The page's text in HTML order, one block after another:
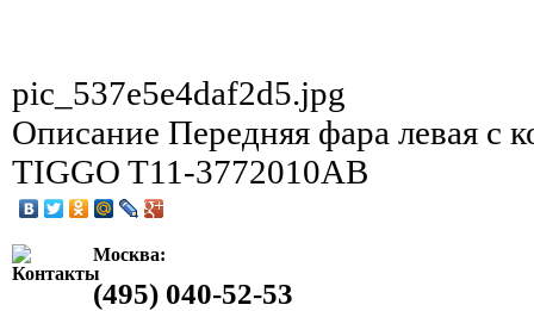
pic_537e5e4daf2d5.jpg
Описание Передняя фара левая с
TIGGO T11-3772010AB
Москва:
(495) 040-52-53